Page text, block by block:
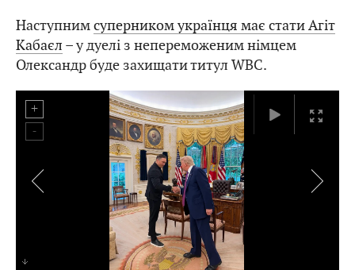
Наступнимсуперником українця має стати Агіт
Кабаєл – у дуелі з непереможеним німцем
Олександр буде захищати титул WBC.